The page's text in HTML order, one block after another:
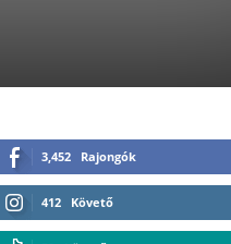
3,452 Rajongók
412 Követő